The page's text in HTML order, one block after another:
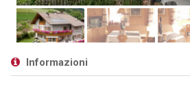
Informazioni